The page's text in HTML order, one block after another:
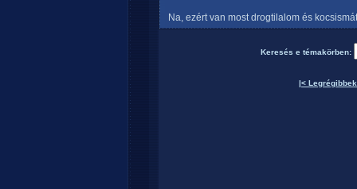
Na, ezért van most drogtilalom és
Keresés e témakörben:
|< Legrégibbek